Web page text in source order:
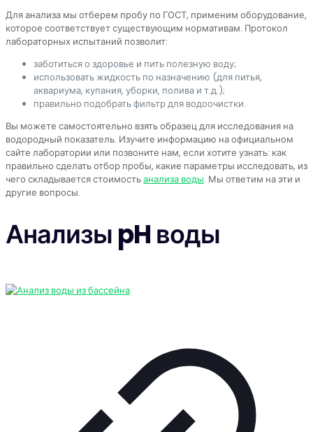
Для анализа мы отберем пробу по ГОСТ, применим оборудование,
которое соответствует существующим нормативам. Протокол
лабораторных испытаний позволит:
заботиться о здоровье и пить полезную воду;
использовать жидкость по назначению (для питья,
аквариума, купания, уборки, полива и т.д.);
правильно подобрать фильтр для водоочистки.
Вы можете самостоятельно взять образец для исследования на
водородный показатель. Изучите информацию на официальном
сайте лаборатории или позвоните нам, если хотите узнать: как
правильно сделать отбор пробы, какие параметры исследовать, из
чего складывается стоимостьанализа воды. Мы ответим на эти и
другие вопросы.
Анализы pH воды